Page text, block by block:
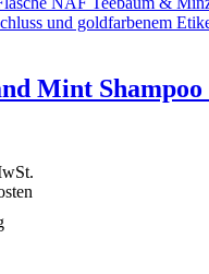
Mint Shampoo